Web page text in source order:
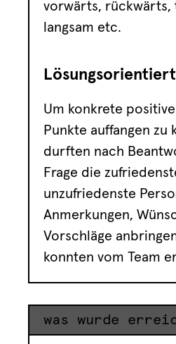
vorwärts, rückwärts,
langsam etc.
Lösungsorientiert
Um konkrete
Punkte auffangen zu
durften nach
Frage die
unzufriedenste
Anmerkungen,
Vorschläge
konnten vom Team
was wurde